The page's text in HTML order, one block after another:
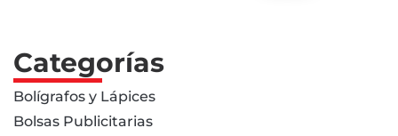
Categorías
Bolígrafos y Lápices
Bolsas Publicitarias